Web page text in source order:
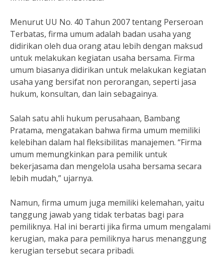
Menurut UU No. 40 Tahun 2007 tentang Perseroan
Terbatas, firma umum adalah badan usaha yang
didirikan oleh dua orang atau lebih dengan maksud
untuk melakukan kegiatan usaha bersama. Firma
umum biasanya didirikan untuk melakukan kegiatan
usaha yang bersifat non perorangan, seperti jasa
hukum, konsultan, dan lain sebagainya.
Salah satu ahli hukum perusahaan, Bambang
Pratama, mengatakan bahwa firma umum memiliki
kelebihan dalam hal fleksibilitas manajemen. “Firma
umum memungkinkan para pemilik untuk
bekerjasama dan mengelola usaha bersama secara
lebih mudah,” ujarnya.
Namun, firma umum juga memiliki kelemahan, yaitu
tanggung jawab yang tidak terbatas bagi para
pemiliknya. Hal ini berarti jika firma umum mengalami
kerugian, maka para pemiliknya harus menanggung
kerugian tersebut secara pribadi.